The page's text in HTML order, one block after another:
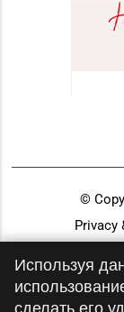
©
Privacy
Используя
сделать его